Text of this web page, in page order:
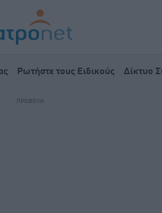
Ρωτήστε τους Ειδικούς Δίκτυο